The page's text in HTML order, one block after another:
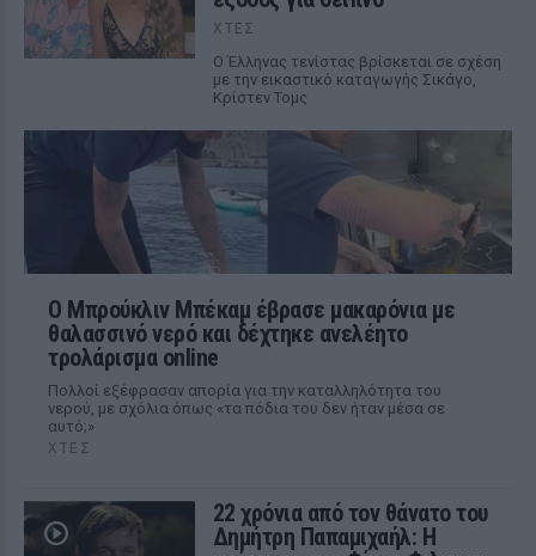
ΧΤΕΣ
Ο Έλληνας τενίστας βρίσκεται σε σχέση
με την εικαστικό καταγωγής Σικάγο,
Κρίστεν Τομς
Ο Μπρούκλιν Μπέκαμ έβρασε μακαρόνια με
θαλασσινό νερό και δέχτηκε ανελέητο
τρολάρισμα online
Πολλοί εξέφρασαν απορία για την καταλληλότητα του
νερού, με σχόλια όπως «τα πόδια του δεν ήταν μέσα σε
αυτό;»
ΧΤΕΣ
22 χρόνια από τον θάνατο του
Δημήτρη Παπαμιχαήλ: Η